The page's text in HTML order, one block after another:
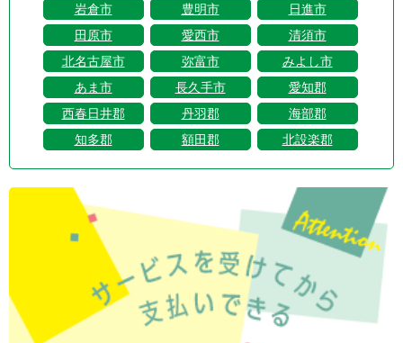
岩倉市
豊明市
日進市
田原市
愛西市
清須市
北名古屋市
弥富市
みよし市
あま市
長久手市
愛知郡
西春日井郡
丹羽郡
海部郡
知多郡
額田郡 北設楽郡